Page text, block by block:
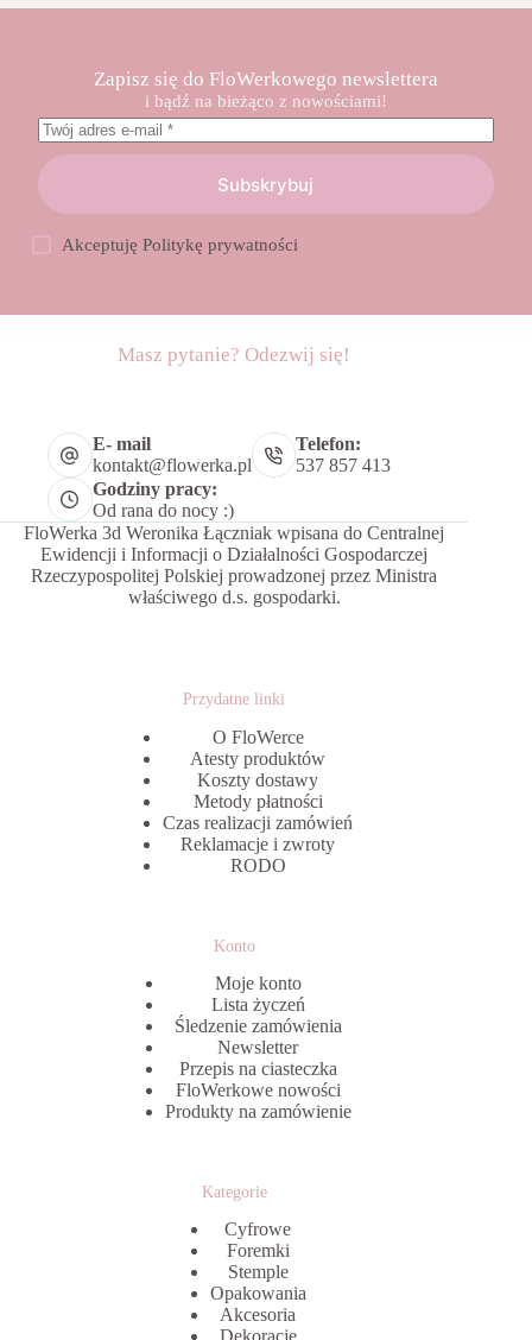
Zapisz się do FloWerkowego newslettera
i bądź na bieżąco z nowościami!
Subskrybuj
AkceptujęPolitykę prywatności
Masz pytanie? Odezwij się!
E- mail
kontakt@flowerka.pl
Telefon:
537 857 413
Godziny pracy:
Od rana do nocy :)
FloWerka 3d Weronika Łączniak wpisana do Centralnej
Ewidencji i Informacji o Działalności Gospodarczej
Rzeczypospolitej Polskiej prowadzonej przez Ministra
właściwego d.s. gospodarki.
Przydatne linki
O FloWerce
Atesty produktów
Koszty dostawy
Metody płatności
Czas realizacji zamówień
Reklamacje i zwroty
RODO
Konto
Moje konto
Lista życzeń
Śledzenie zamówienia
Newsletter
Przepis na ciasteczka
FloWerkowe nowości
Produkty na zamówienie
Kategorie
Cyfrowe
Foremki
Stemple
Opakowania
Akcesoria
Dekoracje